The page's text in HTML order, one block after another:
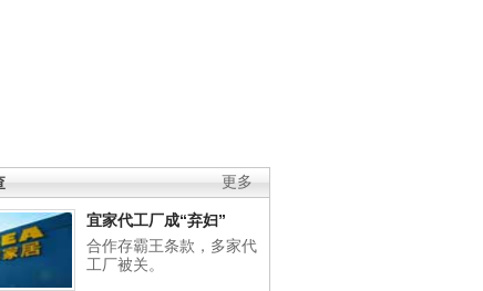
更多
宜家代工厂成“弃妇”
合作存霸王条款，多家代
工厂被关。